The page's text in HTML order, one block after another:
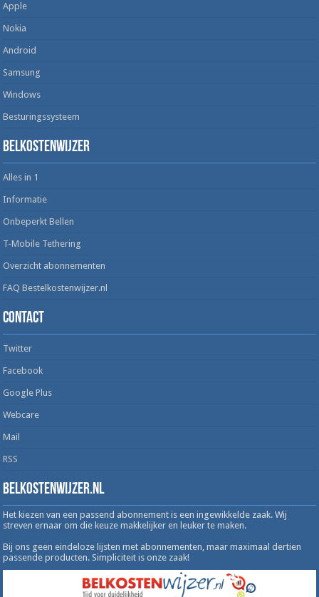
Apple
Nokia
Android
Samsung
Windows
Besturingssysteem
Belkostenwijzer
Alles in 1
Informatie
Onbeperkt Bellen
T-Mobile Tethering
Overzicht abonnementen
FAQ Bestelkostenwijzer.nl
Contact
Twitter
Facebook
Google Plus
Webcare
Mail
RSS
Belkostenwijzer.nl
Het kiezen van een passend abonnement is een ingewikkelde zaak. Wij
streven ernaar om die keuze makkelijker en leuker te maken.
Bij ons geen eindeloze lijsten met abonnementen, maar maximaal dertien
passende producten. Simpliciteit is onze zaak!